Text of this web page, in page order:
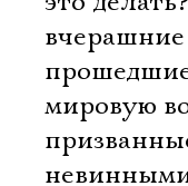
мировую